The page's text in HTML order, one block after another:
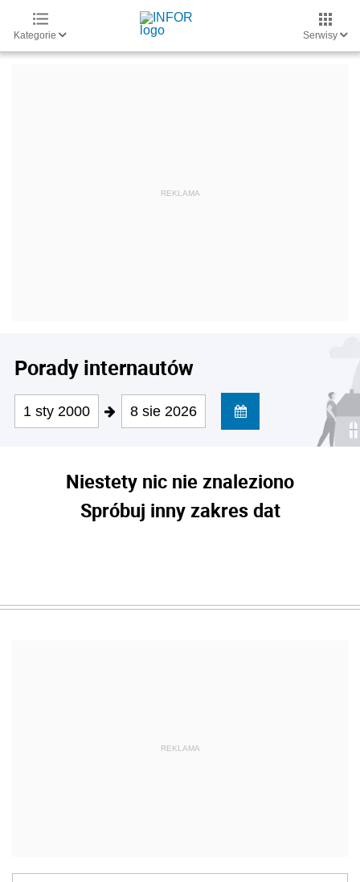
Kategorie Serwisy
Porady internautów
1 sty 2000 8 sie 2026
Niestety nic nie znaleziono
Spróbuj inny zakres dat
REKLAMA